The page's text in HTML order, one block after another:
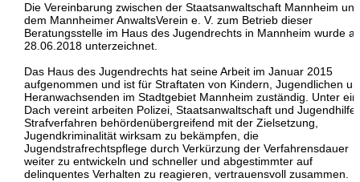
Die Vereinbarung zwischen der Staatsanwaltschaft Mannheim und
dem Mannheimer AnwaltsVerein e. V. zum Betrieb dieser
Beratungsstelle im Haus des Jugendrechts in Mannheim wurde
28.06.2018 unterzeichnet.
Das Haus des Jugendrechts hat seine Arbeit im Januar 2015
aufgenommen und ist für Straftaten von Kindern, Jugendlichen
Heranwachsenden im Stadtgebiet Mannheim zuständig. Unter
Dach vereint arbeiten Polizei, Staatsanwaltschaft und Jugendhilfe
Strafverfahren behördenübergreifend mit der Zielsetzung,
Jugendkriminalität wirksam zu bekämpfen, die
Jugendstrafrechtspflege durch Verkürzung der Verfahrensdauer
weiter zu entwickeln und schneller und abgestimmter auf
delinquentes Verhalten zu reagieren, vertrauensvoll zusammen.